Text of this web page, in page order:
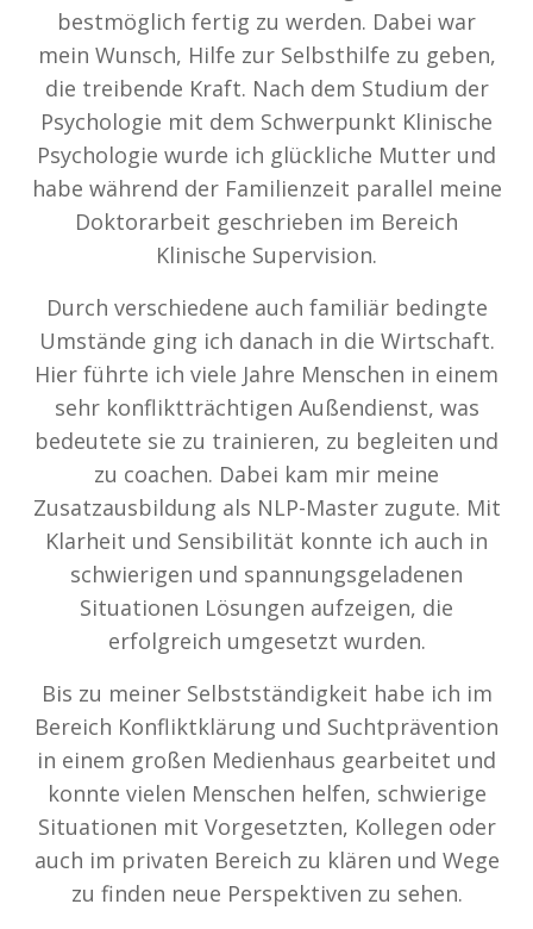
bestmöglich fertig zu werden. Dabei war
mein Wunsch, Hilfe zur Selbsthilfe zu geben,
die treibende Kraft. Nach dem Studium der
Psychologie mit dem Schwerpunkt Klinische
Psychologie wurde ich glückliche Mutter und
habe während der Familienzeit parallel meine
Doktorarbeit geschrieben im Bereich
Klinische Supervision.
Durch verschiedene auch familiär bedingte
Umstände ging ich danach in die Wirtschaft.
Hier führte ich viele Jahre Menschen in einem
sehr konfliktträchtigen Außendienst, was
bedeutete sie zu trainieren, zu begleiten und
zu coachen. Dabei kam mir meine
Zusatzausbildung als NLP-Master zugute. Mit
Klarheit und Sensibilität konnte ich auch in
schwierigen und spannungsgeladenen
Situationen Lösungen aufzeigen, die
erfolgreich umgesetzt wurden.
Bis zu meiner Selbstständigkeit habe ich im
Bereich Konfliktklärung und Suchtprävention
in einem großen Medienhaus gearbeitet und
konnte vielen Menschen helfen, schwierige
Situationen mit Vorgesetzten, Kollegen oder
auch im privaten Bereich zu klären und Wege
zu finden neue Perspektiven zu sehen.